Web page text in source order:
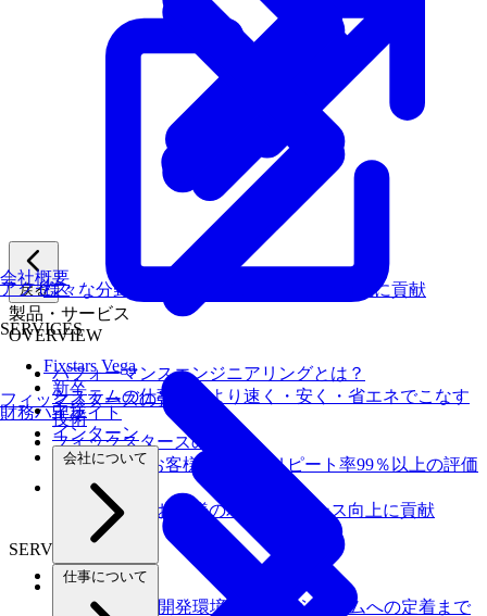
戻る
製品・サービス
OVERVIEW
パフォーマンスエンジニアリングとは？
システムの仕事を、より速く・安く・省エネでこなす
技術
フィックスターズの​強み
100社以上のお客様を支援しリピート率99％以上の評価
お客様事例
様々な分野のお客様のパフォーマンス向上に貢献
SERVICES
Fixstars Vega
セキュアなAI開発環境の構築からチームへの定着まで
アクセス様々な分野のお客様のパフォーマンス向上に貢献
SERVICES
Fixstars Vega
財務ハイライト
会社概要
フィックスターズの強み
新卒
中途
インターン
会社について
仕事について